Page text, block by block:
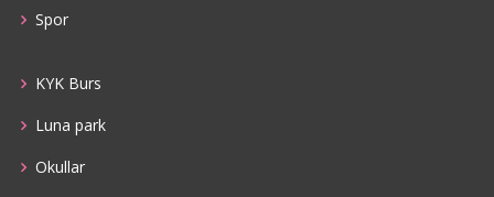
Spor
KYK Burs
Luna park
Okullar